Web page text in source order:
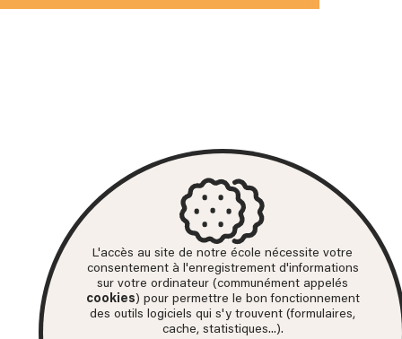
L'accès au site de notre école nécessite votre
consentement à l'enregistrement d'informations
sur votre ordinateur (communément appelés
cookies) pour permettre le bon fonctionnement
des outils logiciels qui s'y trouvent (formulaires,
cache, statistiques...).